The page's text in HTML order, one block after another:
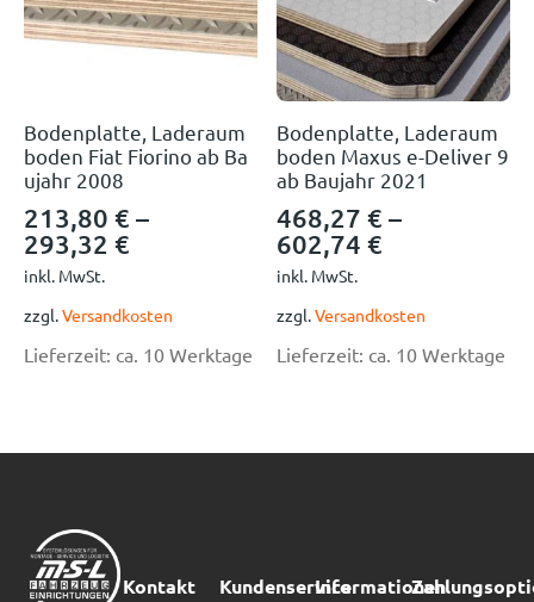
Bodenplatte, Laderaum
boden Fiat Fiorino ab Ba
ujahr 2008
213,80 € –
293,32 €
inkl. MwSt.
zzgl.Versandkosten
Lieferzeit: ca. 10 Werktage
Bodenplatte, Laderaum
boden Maxus e-Deliver 9
ab Baujahr 2021
468,27€ –
602,74€
inkl. MwSt.
zzgl.Versandkosten
Lieferzeit: ca. 10 Werktage
Kontakt KundenserviceInformationen